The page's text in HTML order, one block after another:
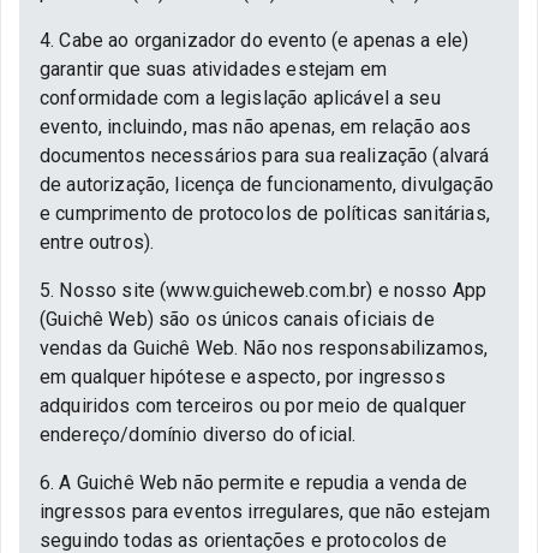
4. Cabe ao organizador do evento (e apenas a ele)
garantir que suas atividades estejam em
conformidade com a legislação aplicável a seu
evento, incluindo, mas não apenas, em relação aos
documentos necessários para sua realização (alvará
de autorização, licença de funcionamento, divulgação
e cumprimento de protocolos de políticas sanitárias,
entre outros).
5. Nosso site (www.guicheweb.com.br) e nosso App
(Guichê Web) são os únicos canais oficiais de
vendas da Guichê Web. Não nos responsabilizamos,
em qualquer hipótese e aspecto, por ingressos
adquiridos com terceiros ou por meio de qualquer
endereço/domínio diverso do oficial.
6. A Guichê Web não permite e repudia a venda de
ingressos para eventos irregulares, que não estejam
seguindo todas as orientações e protocolos de